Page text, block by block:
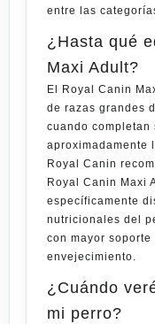
entre las
¿Hasta qué
Maxi Adult?
El Royal Canin
de razas grandes
cuando completan
aproximadamente
Royal Canin
Royal Canin Maxi
específicamente
nutricionales del
con mayor
envejecimiento.
¿Cuándo
mi perro?